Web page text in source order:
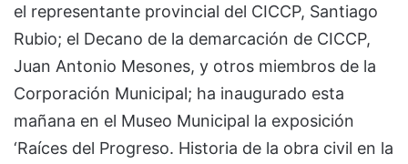
el representante provincial del CICCP, Santiago
Rubio; el Decano de la demarcación de CICCP,
Juan Antonio Mesones, y otros miembros de la
Corporación Municipal; ha inaugurado esta
mañana en el Museo Municipal la exposición
‘Raíces del Progreso. Historia de la obra civil en la